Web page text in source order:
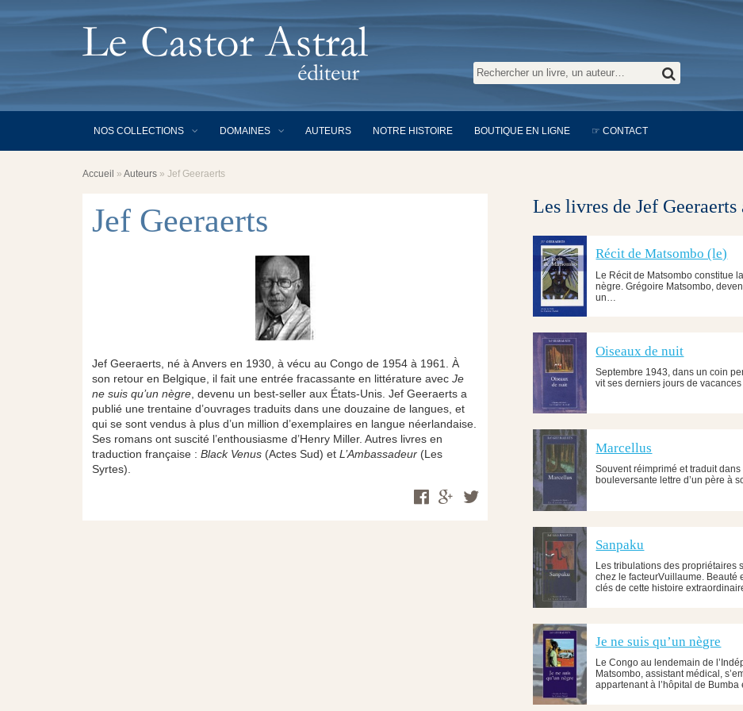
NOS COLLECTIONS DOMAINES AUTEURS NOTRE HISTOIRE BOUTIQUE EN LIGNE ☞ CONTACT
Accueil »Auteurs »Jef Geeraerts
Jef Geeraerts
Jef Geeraerts, né à Anvers en 1930, à vécu au Congo de 1954 à 1961. À
son retour en Belgique, il fait une entrée fracassante en littérature avec Je
ne suis qu’un nègre, devenu un best-seller aux États-Unis. Jef Geeraerts a
publié une trentaine d’ouvrages traduits dans une douzaine de langues, et
qui se sont vendus à plus d’un million d’exemplaires en langue néerlandaise.
Ses romans ont suscité l’enthousiasme d’Henry Miller. Autres livres en
traduction française : Black Venus(Actes Sud) et L’Ambassadeur(Les
Syrtes).
Les livres de Jef
Récit de Matsombo (le)
Le Récit de Matsombo constitue
nègre. Grégoire Matsombo,
un…
Oiseaux de nuit
Septembre 1943, dans un coin
vit ses derniers jours de
Marcellus
Souvent réimprimé et traduit
bouleversante lettre d’un père à
Sanpaku
Les tribulations des propriétaires
chez le facteurVuillaume. Beauté
clés de cette histoire
Je ne suis qu’un nègre
Le Congo au lendemain de
Matsombo, assistant médical,
appartenant à l’hôpital de